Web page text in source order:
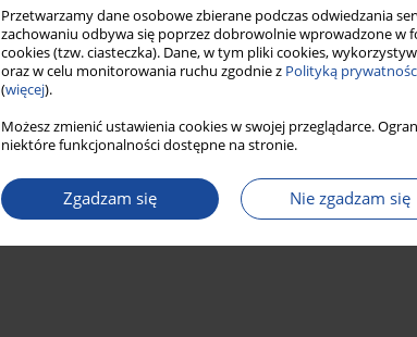
Przetwarzamy dane osobowe zbierane podczas odwiedzania
zachowaniu odbywa się poprzez dobrowolnie wprowadzone w
cookies (tzw. ciasteczka). Dane, w tym pliki cookies,
oraz w celu monitorowania ruchu zgodnie z Polityką
(więcej).
Możesz zmienić ustawienia cookies w swojej przeglądarce.
niektóre funkcjonalności dostępne na stronie.
Zgadzam się Nie zgadzam się